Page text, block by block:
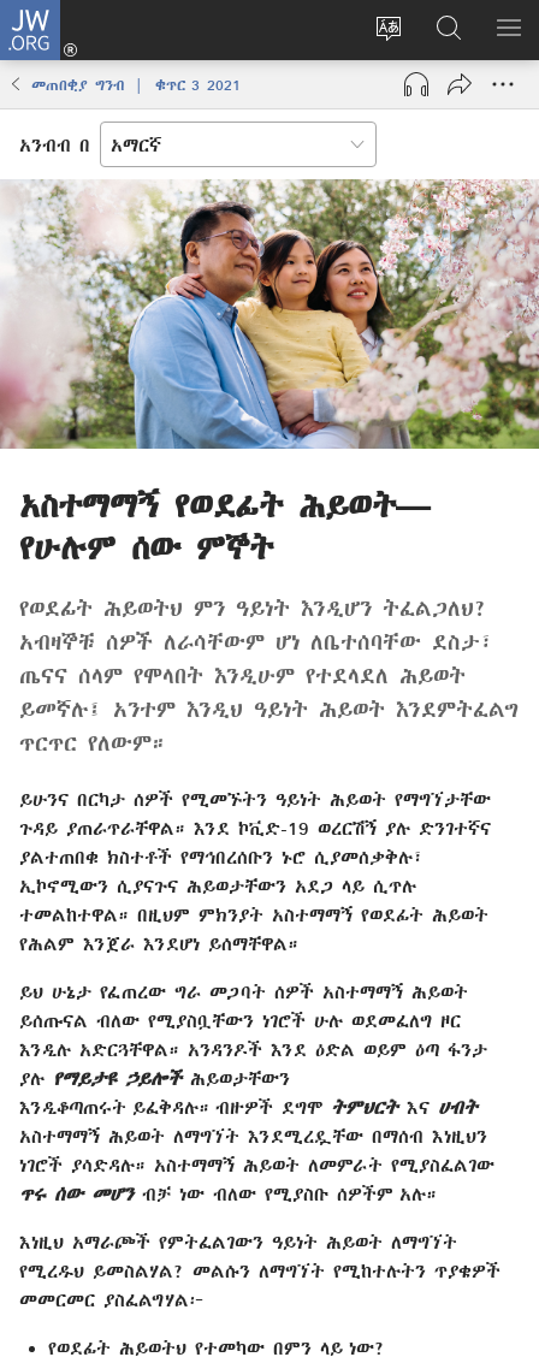
JW.ORG
የድረ
ገጹን
ቋንቋ
ግባ
(አዲስ
ዊንዶው
JW.ORG
ላይ
መፈለጊያ
መጠበቂያ ግንብ | ቁጥር 3 2021
አንብብ በ
አስተማማኝ የወደፊት ሕይወት—
የሁሉም ሰው ምኞት
የወደፊት ሕይወትህ ምን ዓይነት እንዲሆን ትፈልጋለህ?
አብዛኞቹ ሰዎች ለራሳቸውም ሆነ ለቤተሰባቸው ደስታ፣
ጤናና ሰላም የሞላበት እንዲሁም የተደላደለ ሕይወት
ይመኛሉ፤ አንተም እንዲህ ዓይነት ሕይወት እንደምትፈልግ
ጥርጥር የለውም።
ይሁንና በርካታ ሰዎች የሚመኙትን ዓይነት ሕይወት የማግኘታቸው
ጉዳይ ያጠራጥራቸዋል። እንደ ኮቪድ-19 ወረርሽኝ ያሉ ድንገተኛና
ያልተጠበቁ ክስተቶች የማኅበረሰቡን ኑሮ ሲያመሰቃቅሉ፣
ኢኮኖሚውን ሲያናጉና ሕይወታቸውን አደጋ ላይ ሲጥሉ
ተመልከተዋል። በዚህም ምክንያት አስተማማኝ የወደፊት ሕይወት
የሕልም እንጀራ እንደሆነ ይሰማቸዋል።
ይህ ሁኔታ የፈጠረው ግራ መጋባት ሰዎች አስተማማኝ ሕይወት
ይሰጡናል ብለው የሚያስቧቸውን ነገሮች ሁሉ ወደመፈለግ ዞር
እንዲሉ አድርጓቸዋል። አንዳንዶች እንደ ዕድል ወይም ዕጣ ፋንታ
ያሉ የማይታዩ ኃይሎችሕይወታቸውን
እንዲቆጣጠሩት ይፈቅዳሉ። ብዙዎች ደግሞ ትምህርትእና ሀብት
አስተማማኝ ሕይወት ለማግኘት እንደሚረዷቸው በማሰብ እነዚህን
ነገሮች ያሳድዳሉ። አስተማማኝ ሕይወት ለመምራት የሚያስፈልገው
ጥሩ ሰው መሆንብቻ ነው ብለው የሚያስቡ ሰዎችም አሉ።
እነዚህ አማራጮች የምትፈልገውን ዓይነት ሕይወት ለማግኘት
የሚረዱህ ይመስልሃል? መልሱን ለማግኘት የሚከተሉትን ጥያቄዎች
መመርመር ያስፈልግሃል፦
የወደፊት ሕይወትህ የተመካው በምን ላይ ነው?